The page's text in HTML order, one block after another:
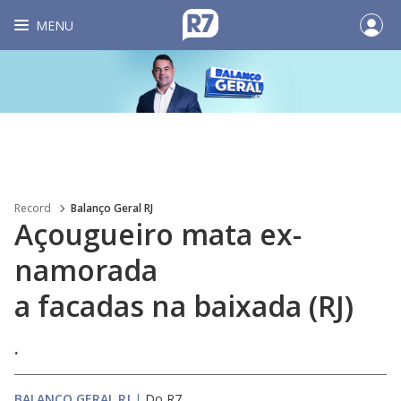
MENU
Record Balanço Geral RJ
Açougueiro mata ex-
namorada
a facadas na baixada (RJ)
.